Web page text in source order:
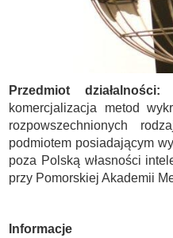
Przedmiot działalności:
komercjalizacja metod
rozpowszechnionych
podmiotem posiadającym
poza Polską własności
przy Pomorskiej Akademii
Informacje